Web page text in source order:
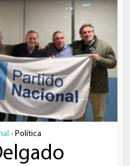
• Política